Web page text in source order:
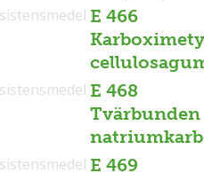
E 466
E 468
Tvärbunden
E 469